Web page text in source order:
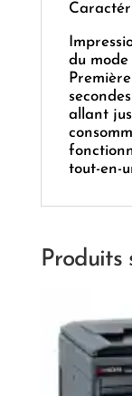
du
allant
tout-en-
Produits